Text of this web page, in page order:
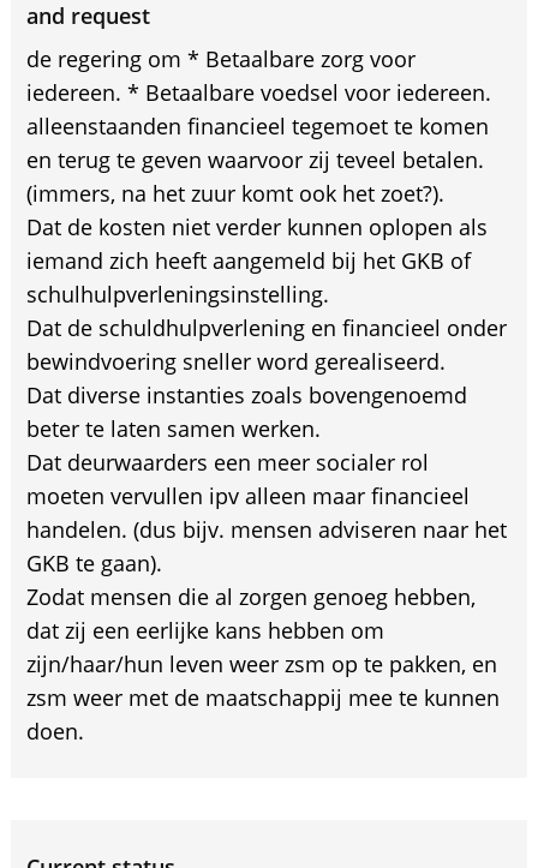
and request
de regering om * Betaalbare zorg voor
iedereen. * Betaalbare voedsel voor iedereen.
alleenstaanden financieel tegemoet te komen
en terug te geven waarvoor zij teveel betalen.
(immers, na het zuur komt ook het zoet?).
Dat de kosten niet verder kunnen oplopen als
iemand zich heeft aangemeld bij het GKB of
schulhulpverleningsinstelling.
Dat de schuldhulpverlening en financieel onder
bewindvoering sneller word gerealiseerd.
Dat diverse instanties zoals bovengenoemd
beter te laten samen werken.
Dat deurwaarders een meer socialer rol
moeten vervullen ipv alleen maar financieel
handelen. (dus bijv. mensen adviseren naar het
GKB te gaan).
Zodat mensen die al zorgen genoeg hebben,
dat zij een eerlijke kans hebben om
zijn/haar/hun leven weer zsm op te pakken, en
zsm weer met de maatschappij mee te kunnen
doen.